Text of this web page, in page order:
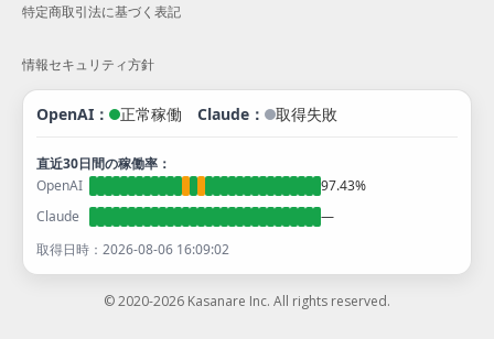
特定商取引法に基づく表記
情報セキュリティ方針
OpenAI： 正常稼働 Claude： 取得失敗
直近30日間の稼働率：
OpenAI
97.43%
Claude
—
取得日時： 2026-08-06 16:09:02
© 2020-2026 Kasanare Inc. All rights reserved.